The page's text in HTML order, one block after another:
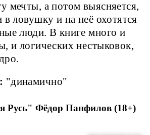
мечты, а потом выясняется,
в ловушку и на неё охотятся
люди. В книге много и
и логических нестыковок,
"динамично"
Русь" Фёдор Панфилов (18+)